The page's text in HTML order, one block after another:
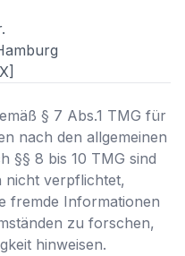
§ 7 Abs.1 TMG für
nach den allgemeinen
§§ 8 bis 10 TMG sind
nicht verpflichtet,
fremde Informationen
zu forschen,
hinweisen.